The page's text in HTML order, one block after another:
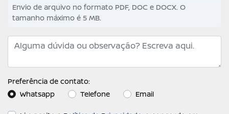
Envio de arquivo no formato PDF, DOC e DOCX. O
tamanho máximo é 5 MB.
Preferência de contato:
Whatsapp
Telefone Email